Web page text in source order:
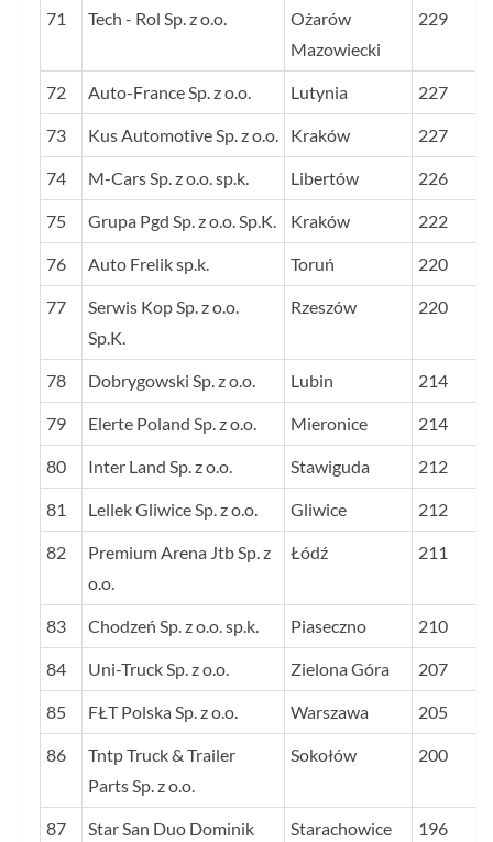
71 Tech - Rol Sp. z o.o.
Ożarów
Mazowiecki
229
72 Auto-France Sp. z o.o. Lutynia 227
73 Kus Automotive Sp. z o.o. Kraków 227
74 M-Cars Sp. z o.o. sp.k. Libertów 226
75 Grupa Pgd Sp. z o.o. Sp.K. Kraków 222
76 Auto Frelik sp.k. Toruń 220
77
Serwis Kop Sp. z o.o.
Sp.K.
Rzeszów 220
78 Dobrygowski Sp. z o.o. Lubin 214
79 Elerte Poland Sp. z o.o. Mieronice 214
80 Inter Land Sp. z o.o. Stawiguda 212
81 Lellek Gliwice Sp. z o.o. Gliwice 212
82
Premium Arena Jtb Sp. z
o.o.
Łódź 211
83 Chodzeń Sp. z o.o. sp.k. Piaseczno 210
84 Uni-Truck Sp. z o.o. Zielona Góra 207
85 FŁT Polska Sp. z o.o. Warszawa 205
86
Tntp Truck & Trailer
Parts Sp. z o.o.
Sokołów 200
87 Star San Duo Dominik Starachowice 196